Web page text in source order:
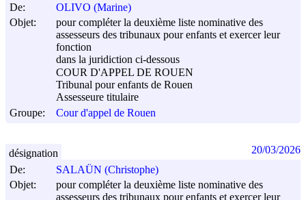
De:
OLIVO (Marine)
Objet:
pour compléter la deuxième liste nominative des
assesseurs des tribunaux pour enfants et exercer leur
fonction
dans la juridiction ci-dessous
COUR D'APPEL DE ROUEN
Tribunal pour enfants de Rouen
Assesseure titulaire
Groupe:
Cour d'appel de Rouen
De:
SALAÜN (Christophe)
Objet:
pour compléter la deuxième liste nominative des
assesseurs des tribunaux pour enfants et exercer leur
désignation 20/03/2026